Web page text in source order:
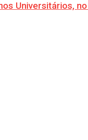
Universitários,